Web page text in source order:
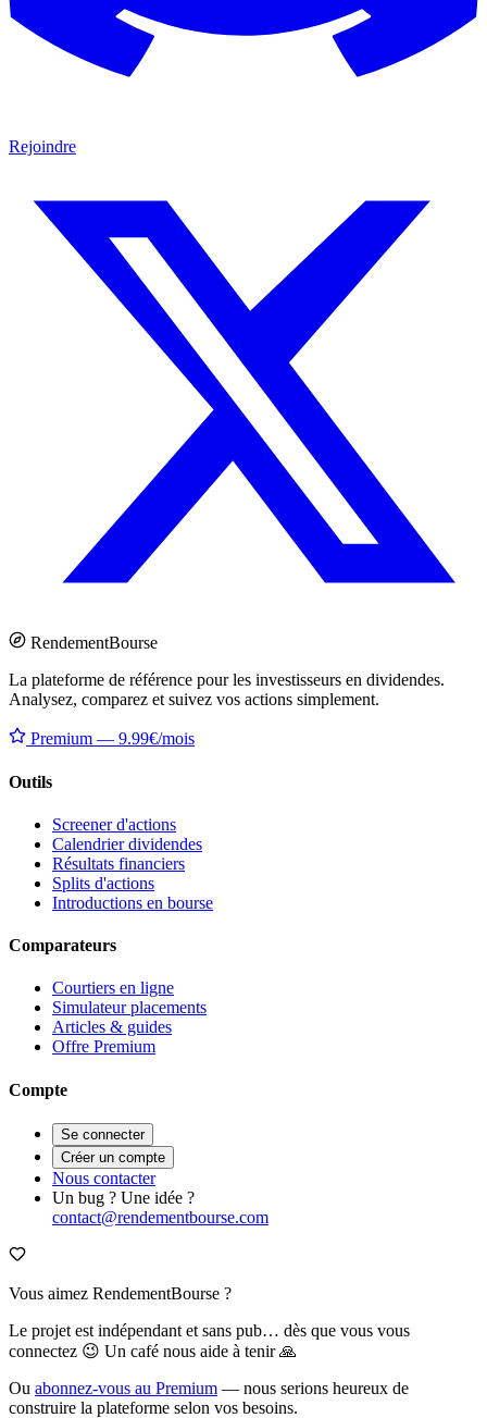
Rejoindre
RendementBourse
La plateforme de référence pour les investisseurs en dividendes.
Analysez, comparez et suivez vos actions simplement.
Premium — 9.99€/mois
Outils
Screener d'actions
Calendrier dividendes
Résultats financiers
Splits d'actions
Introductions en bourse
Comparateurs
Courtiers en ligne
Simulateur placements
Articles & guides
Offre Premium
Compte
Se connecter
Créer un compte
Nous contacter
Un bug ? Une idée ?
contact@rendementbourse.com
Vous aimez RendementBourse ?
Le projet est indépendant et sans pub… dès que vous vous
connectez 😉 Un café nous aide à tenir 🙏
Ou abonnez-vous au Premium — nous serions heureux de
construire la plateforme selon vos besoins.